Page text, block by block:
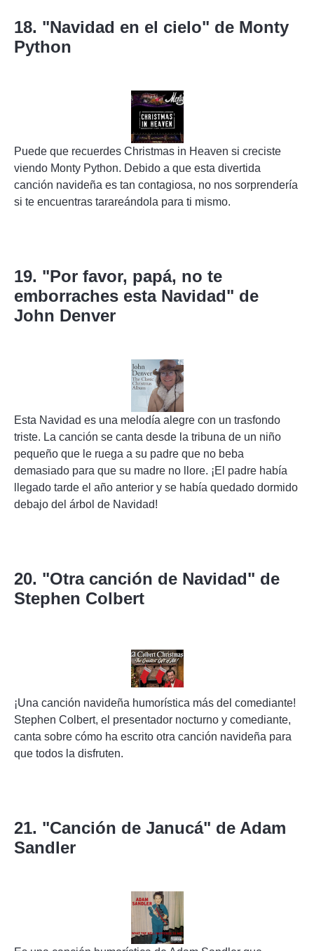
18. "Navidad en el cielo" de Monty
Python
Puede que recuerdes Christmas in Heaven si creciste
viendo Monty Python. Debido a que esta divertida
canción navideña es tan contagiosa, no nos sorprendería
si te encuentras tarareándola para ti mismo.
19. "Por favor, papá, no te
emborraches esta Navidad" de
John Denver
Esta Navidad es una melodía alegre con un trasfondo
triste. La canción se canta desde la tribuna de un niño
pequeño que le ruega a su padre que no beba
demasiado para que su madre no llore. ¡El padre había
llegado tarde el año anterior y se había quedado dormido
debajo del árbol de Navidad!
20. "Otra canción de Navidad" de
Stephen Colbert
¡Una canción navideña humorística más del comediante!
Stephen Colbert, el presentador nocturno y comediante,
canta sobre cómo ha escrito otra canción navideña para
que todos la disfruten.
21. "Canción de Janucá" de Adam
Sandler